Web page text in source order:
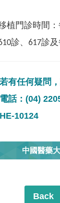
植門診時間
診、617診及
若有任何疑問
電話：(04)
HE-10124
中國醫藥
Back